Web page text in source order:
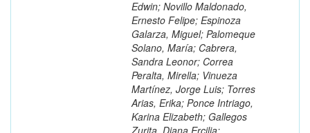
Edwin; Novillo Maldonado,
Ernesto Felipe; Espinoza
Galarza, Miguel; Palomeque
Solano, María; Cabrera,
Sandra Leonor; Correa
Peralta, Mirella; Vinueza
Martínez, Jorge Luis; Torres
Arias, Erika; Ponce Intriago,
Karina Elizabeth; Gallegos
Zurita, Diana Ercilia;